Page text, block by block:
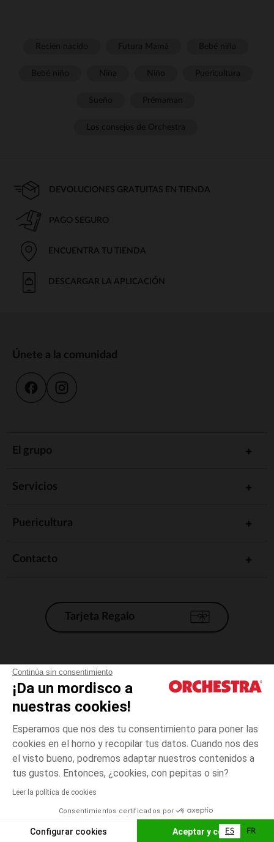
Continúa sin consentimiento
¡Da un mordisco a
nuestras cookies!
Esperamos que nos des tu consentimiento para poner las
cookies en el horno y recopilar tus datos. Cuando nos des
el visto bueno, podremos adaptar nuestros contenidos a
tus gustos. Entonces, ¿cookies, con pepitas o sin?
Leer la política de cookies
Consentimientos certificados por
Configurar cookies Aceptar y cerrar
Verde
4
El pago medidante
AÑADIR A LA CESTA
DEVOLUCIONES GRATUITAS EN TIENDA
PAGO SEGURO
ENCUENTRA TU TIENDA
DESCARGAR LA APLICACIÓN
Únete a la comunidad
El grupo
Servicios
Puericultura
Contacto
Tarjeta Regalo
Condiciones generales de venta
Aviso Legal
*Condiciones de las ofertas actuales
Gestión de las cookies
Accesibilidad: no conforme
Orchestra adhiere al código de ética de la Federación Francesa de comercio
electrónico y venta a distancia (FEVAD) y al sistema de mediación de
ES FR